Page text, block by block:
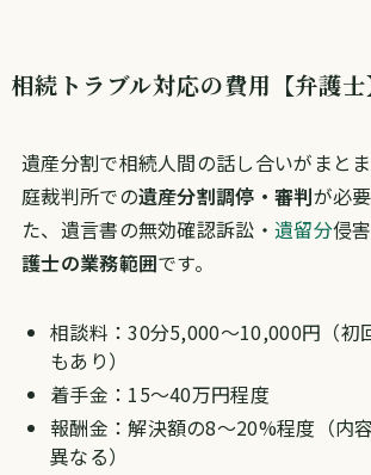
相続トラブル対応の費用【弁護士
遺産分割で相続人間の話し合いがまと
庭裁判所での遺産分割調停・審判が必
た、遺言書の無効確認訴訟・遺留分侵
護士の業務範囲です。
相談料：30分5,000〜10,000円（初
もあり）
着手金：15〜40万円程度
報酬金：解決額の8〜20%程度（内
異なる）